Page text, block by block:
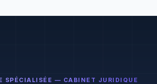
SPÉCIALISÉE — CABINET JURIDIQUE